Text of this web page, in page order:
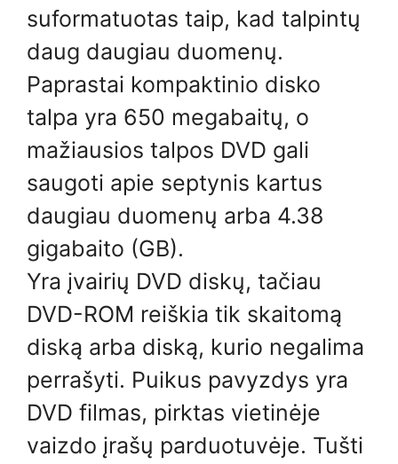
suformatuotas taip, kad talpintų
daug daugiau duomenų.
Paprastai kompaktinio disko
talpa yra 650 megabaitų, o
mažiausios talpos DVD gali
saugoti apie septynis kartus
daugiau duomenų arba 4.38
gigabaito (GB).
Yra įvairių DVD diskų, tačiau
DVD-ROM reiškia tik skaitomą
diską arba diską, kurio negalima
perrašyti. Puikus pavyzdys yra
DVD filmas, pirktas vietinėje
vaizdo įrašų parduotuvėje. Tušti